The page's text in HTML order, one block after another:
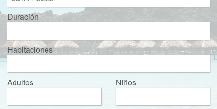
Duración
Habitaciones
Adultos Niños